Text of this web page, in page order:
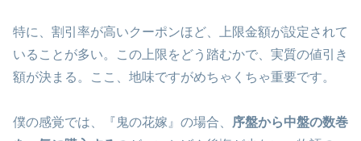
特に、割引率が高いクーポンほど、上限金額が設定されて
いることが多い。この上限をどう踏むかで、実質の値引き
額が決まる。ここ、地味ですがめちゃくちゃ重要です。
僕の感覚では、『鬼の花嫁』の場合、
序盤から中盤の数巻